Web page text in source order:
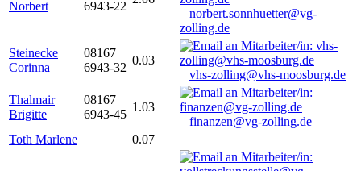
Norbert
6943-22
norbert.sonnhuetter@vg-
zolling.de
Steinecke
Corinna
08167
6943-32
0.03
vhs-zolling@vhs-moosburg.de
Thalmair
Brigitte
08167
6943-45
1.03
finanzen@vg-zolling.de
Toth Marlene
0.07